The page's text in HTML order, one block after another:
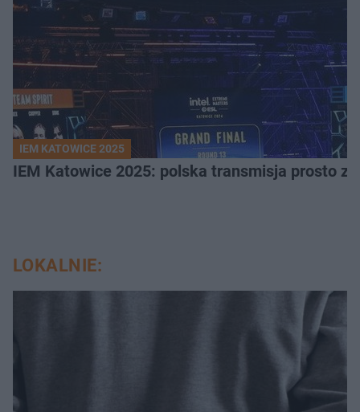
IEM KATOWICE 2025
IEM Katowice 2025: polska transmisja prosto
LOKALNIE: